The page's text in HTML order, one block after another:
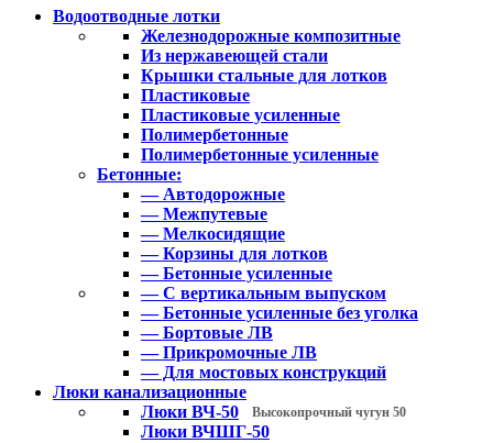
Водоотводные лотки
Железнодорожные композитные
Из нержавеющей стали
Крышки стальные для лотков
Пластиковые
Пластиковые усиленные
Полимербетонные
Полимербетонные усиленные
Бетонные:
— Автодорожные
— Межпутевые
— Мелкосидящие
— Корзины для лотков
— Бетонные усиленные
— С вертикальным выпуском
— Бетонные усиленные без уголка
— Бортовые ЛВ
— Прикромочные ЛВ
— Для мостовых конструкций
Люки канализационные
Люки ВЧ-50
Высокопрочный чугун 50
Люки ВЧШГ-50